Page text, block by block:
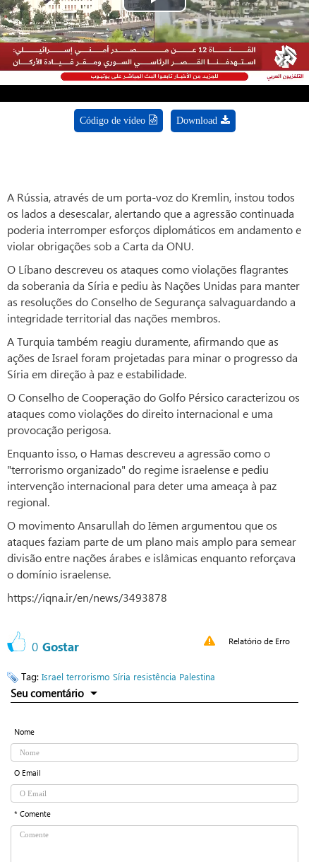
Play
Video
Código de vídeo Download
A Rússia, através de um porta-voz do Kremlin, instou todos
os lados a desescalar, alertando que a agressão continuada
poderia interromper esforços diplomáticos em andamento e
violar obrigações sob a Carta da ONU.
O Líbano descreveu os ataques como violações flagrantes
da soberania da Síria e pediu às Nações Unidas para manter
as resoluções do Conselho de Segurança salvaguardando a
integridade territorial das nações membros.
A Turquia também reagiu duramente, afirmando que as
ações de Israel foram projetadas para minar o progresso da
Síria em direção à paz e estabilidade.
O Conselho de Cooperação do Golfo Pérsico caracterizou os
ataques como violações do direito internacional e uma
provocação perigosa.
Enquanto isso, o Hamas descreveu a agressão como o
"terrorismo organizado" do regime israelense e pediu
intervenção internacional para deter uma ameaça à paz
regional.
O movimento Ansarullah do Iêmen argumentou que os
ataques faziam parte de um plano mais amplo para semear
divisão entre nações árabes e islâmicas enquanto reforçava
o domínio israelense.
https://iqna.ir/en/news/3493878
0 Gostar Relatório de Erro
Tag: Israel terrorismo Síria resistência Palestina
Seu comentário
Nome
O Email
* Comente